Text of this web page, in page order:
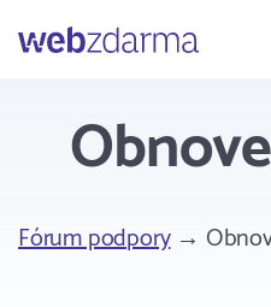
Webzdarma
Fórum podpory→